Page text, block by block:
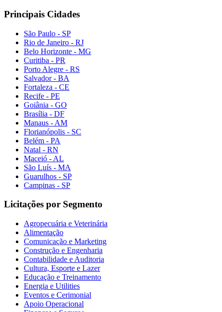
Principais Cidades
São Paulo - SP
Rio de Janeiro - RJ
Belo Horizonte - MG
Curitiba - PR
Porto Alegre - RS
Salvador - BA
Fortaleza - CE
Recife - PE
Goiânia - GO
Brasília - DF
Manaus - AM
Florianópolis - SC
Belém - PA
Natal - RN
Maceió - AL
São Luís - MA
Guarulhos - SP
Campinas - SP
Licitações por Segmento
Agropecuária e Veterinária
Alimentação
Comunicação e Marketing
Construção e Engenharia
Contabilidade e Auditoria
Cultura, Esporte e Lazer
Educação e Treinamento
Energia e Utilities
Eventos e Cerimonial
Apoio Operacional